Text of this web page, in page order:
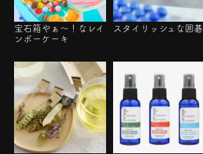
宝石箱やぁ～！なレイ
ンボーケーキ
スタイリッシュな囲碁